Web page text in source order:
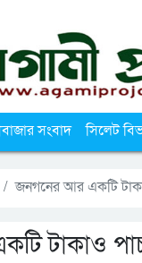
সংবাদ সিলেট
জনগনের আর একটি টাকাও
টাকাও